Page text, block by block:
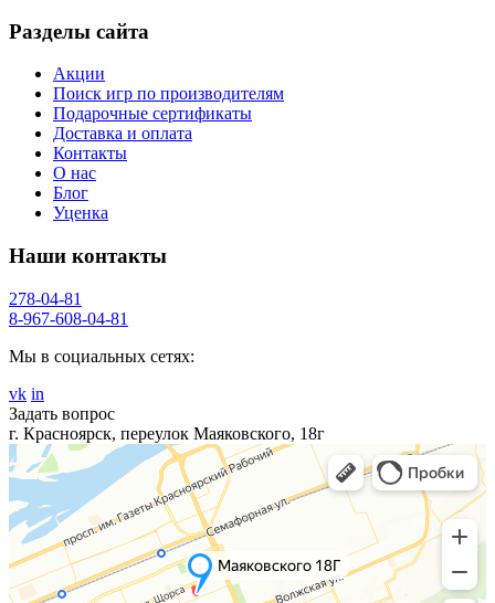
Разделы сайта
Акции
Поиск игр по производителям
Подарочные сертификаты
Доставка и оплата
Контакты
О нас
Блог
Уценка
Наши контакты
278-04-81
8-967-608-04-81
Мы в социальных сетях:
vk in
Задать вопрос
г. Красноярск, переулок Маяковского, 18г